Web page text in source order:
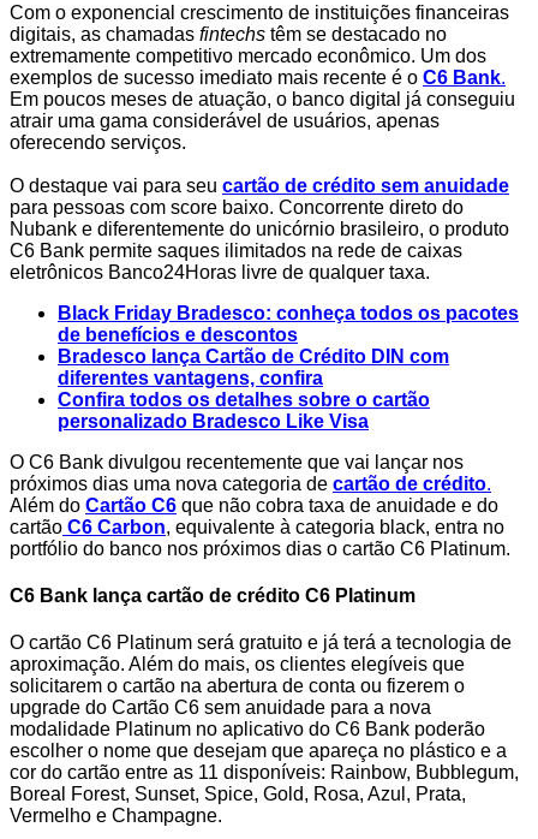
Com o exponencial crescimento de instituições financeiras
digitais, as chamadas fintechs têm se destacado no
extremamente competitivo mercado econômico. Um dos
exemplos de sucesso imediato mais recente é o C6 Bank.
Em poucos meses de atuação, o banco digital já conseguiu
atrair uma gama considerável de usuários, apenas
oferecendo serviços.
O destaque vai para seu cartão de crédito sem anuidade
para pessoas com score baixo. Concorrente direto do
Nubank e diferentemente do unicórnio brasileiro, o produto
C6 Bank permite saques ilimitados na rede de caixas
eletrônicos Banco24Horas livre de qualquer taxa.
Black Friday Bradesco: conheça todos os pacotes
de benefícios e descontos
Bradesco lança Cartão de Crédito DIN com
diferentes vantagens, confira
Confira todos os detalhes sobre o cartão
personalizado Bradesco Like Visa
O C6 Bank divulgou recentemente que vai lançar nos
próximos dias uma nova categoria de cartão de crédito.
Além do Cartão C6 que não cobra taxa de anuidade e do
cartão C6 Carbon, equivalente à categoria black, entra no
portfólio do banco nos próximos dias o cartão C6 Platinum.
C6 Bank lança cartão de crédito C6 Platinum
O cartão C6 Platinum será gratuito e já terá a tecnologia de
aproximação. Além do mais, os clientes elegíveis que
solicitarem o cartão na abertura de conta ou fizerem o
upgrade do Cartão C6 sem anuidade para a nova
modalidade Platinum no aplicativo do C6 Bank poderão
escolher o nome que desejam que apareça no plástico e a
cor do cartão entre as 11 disponíveis: Rainbow, Bubblegum,
Boreal Forest, Sunset, Spice, Gold, Rosa, Azul, Prata,
Vermelho e Champagne.